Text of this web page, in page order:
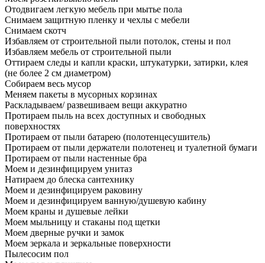
Отодвигаем легкую мебель при мытье пола
Снимаем защитную пленку и чехлы с мебели
Снимаем скотч
Избавляем от строительной пыли потолок, стены и пол
Избавляем мебель от строительной пыли
Оттираем следы и капли краски, штукатурки, затирки, клея
(не более 2 см диаметром)
Собираем весь мусор
Меняем пакеты в мусорных корзинах
Раскладываем/ развешиваем вещи аккуратно
Протираем пыль на всех доступных и свободных
поверхностях
Протираем от пыли батарею (полотенцесушитель)
Протираем от пыли держатели полотенец и туалетной бумаги
Протираем от пыли настенные бра
Моем и дезинфицируем унитаз
Натираем до блеска сантехнику
Моем и дезинфицируем раковину
Моем и дезинфицируем ванную/душевую кабину
Моем краны и душевые лейки
Моем мыльницу и стаканы под щетки
Моем дверные ручки и замок
Моем зеркала и зеркальные поверхности
Пылесосим пол